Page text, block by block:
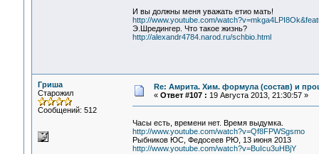
И вы должны меня уважать етио мать!
http://www.youtube.com/
Э.Шредингер. Что такое жизнь?
http://alexandr4784.narod.ru/schbio.html
Гриша
Старожил
Сообщений: 512
Re: Амрита. Хим. формула (состав) и
« Ответ #107 : 19 Августа 2013, 21:30:57 »
Часы есть, времени нет. Время выдумка.
http://www.youtube.com/watch?v=Qf8FPWSgsmo
Рыбников ЮС, Федосеев РЮ, 13 июня 2013
http://www.youtube.com/watch?v=BuIcu3uHBjY